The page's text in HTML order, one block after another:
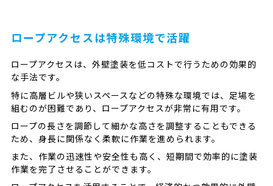
ロープアクセスは特殊環境で活躍
ロープアクセスは、外壁塗装を低コストで行うための効果的
な手法です。
特に高層ビルや狭いスペースなどの特殊な環境では、足場を
組むのが困難であり、ロープアクセスが非常に有用です。
ロープの長さを調節して細かな高さを調整することもできる
ため、身長に関係なく柔軟に作業を進められます。
また、作業の迅速性や安全性も高く、短期間で効率的に塗装
作業を完了させることができます。